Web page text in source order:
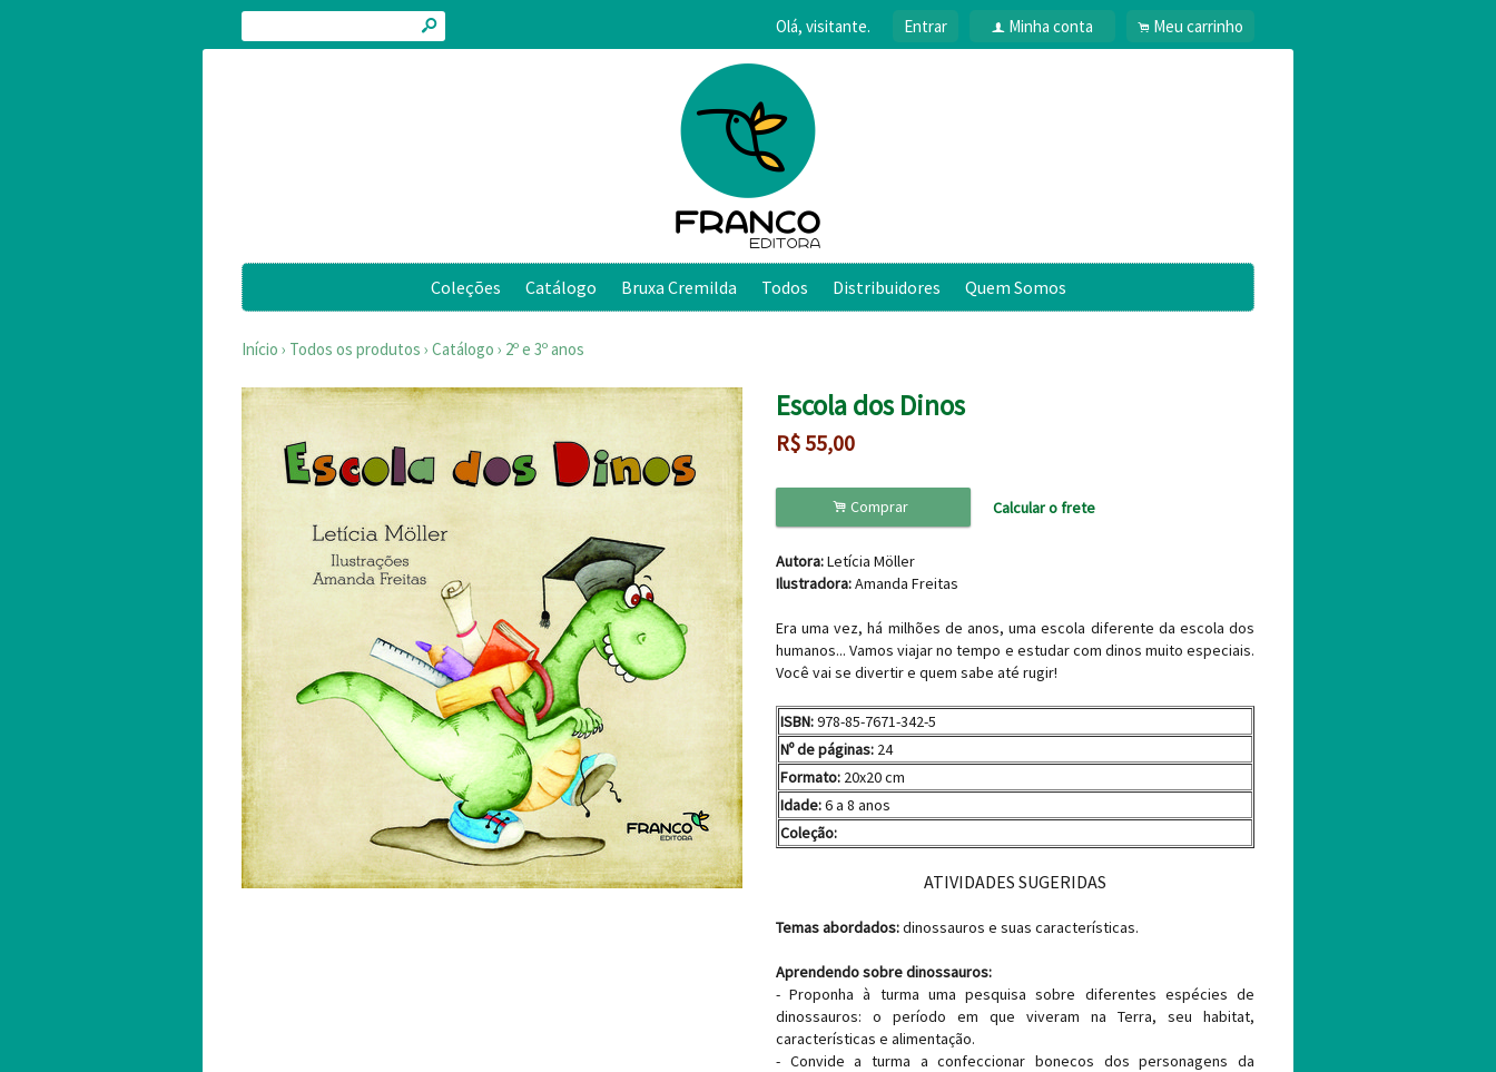
s Olá, visitante. Entrar f Minha conta . Meu carrinho
Coleções Catálogo Bruxa Cremilda Todos Distribuidores Quem Somos
Início › Todos os produtos › Catálogo › 2º e 3º anos
Escola dos Dinos
R$55,00
. Comprar Calcular o frete
Autora:Letícia Möller
Ilustradora:Amanda Freitas
Era uma vez, há milhões de anos, uma escola diferente da escola dos
humanos... Vamos viajar no tempo e estudar com dinos muito especiais.
Você vai se divertir e quem sabe até rugir!
ISBN:978-85-7671-342-5
Nº de páginas: 24
Formato: 20x20 cm
Idade:6 a 8 anos
Coleção:
ATIVIDADES SUGERIDAS
Temas abordados:dinossauros e suas características.
Aprendendo sobre dinossauros:
- Proponha à turma uma pesquisa sobre diferentes espécies de
dinossauros: o período em que viveram na Terra, seu habitat,
características e alimentação.
- Convide a turma a confeccionar bonecos dos personagens da